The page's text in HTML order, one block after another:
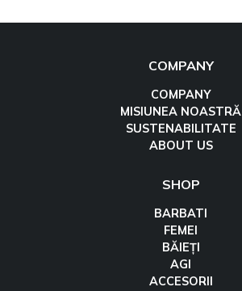
COMPANY
COMPANY
MISIUNEA NOASTRĂ
SUSTENABILITATE
ABOUT US
SHOP
BARBATI
FEMEI
BĂIEȚI
AGI
ACCESORII